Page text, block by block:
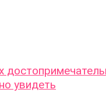
увидеть